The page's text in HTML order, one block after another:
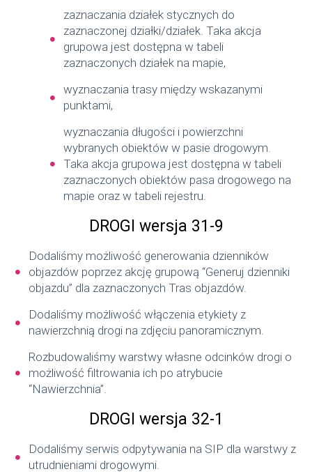
zaznaczania działek stycznych do
zaznaczonej działki/działek. Taka akcja
grupowa jest dostępna w tabeli
zaznaczonych działek na mapie,
wyznaczania trasy między wskazanymi
punktami,
wyznaczania długości i powierzchni
wybranych obiektów w pasie drogowym.
Taka akcja grupowa jest dostępna w tabeli
zaznaczonych obiektów pasa drogowego na
mapie oraz w tabeli rejestru.
DROGI wersja 31-9
Dodaliśmy możliwość generowania dzienników
objazdów poprzez akcję grupową “Generuj dzienniki
objazdu” dla zaznaczonych Tras objazdów.
Dodaliśmy możliwość włączenia etykiety z
nawierzchnią drogi na zdjęciu panoramicznym.
Rozbudowaliśmy warstwy własne odcinków drogi o
możliwość filtrowania ich po atrybucie
“Nawierzchnia”.
DROGI wersja 32-1
Dodaliśmy serwis odpytywania na SIP dla warstwy z
utrudnieniami drogowymi.